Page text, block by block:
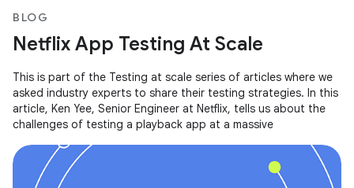
BLOG
Netflix App Testing At Scale
This is part of the Testing at scale series of articles where we
asked industry experts to share their testing strategies. In this
article, Ken Yee, Senior Engineer at Netflix, tells us about the
challenges of testing a playback app at a massive